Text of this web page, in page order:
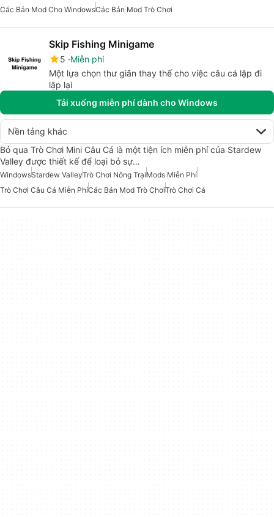
Các Bản Mod Cho WindowsCác Bản Mod Trò Chơi
Skip Fishing Minigame
5 Miễn phí
Một lựa chọn thư giãn thay thế cho việc câu cá lặp đi
lặp lại
Tải xuống miễn phí dành cho Windows
Nền tảng khác
Bỏ qua Trò Chơi Mini Câu Cá là một tiện ích miễn phí của Stardew
Valley được thiết kế để loại bỏ sự…
WindowsStardew ValleyTrò Chơi Nông TrạiMods Miễn Phí
Trò Chơi Câu Cá Miễn PhíCác Bản Mod Trò ChơiTrò Chơi Cá